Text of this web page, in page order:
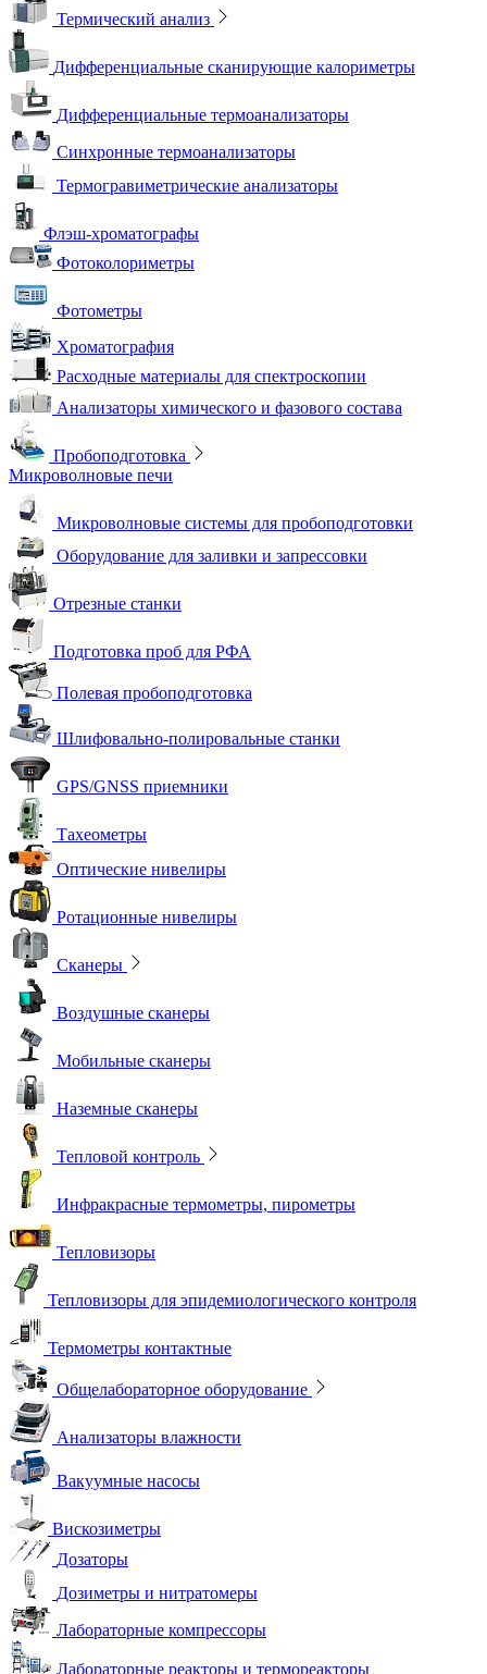
Термический анализ
Дифференциальные сканирующие калориметры
Дифференциальные термоанализаторы
Синхронные термоанализаторы
Термогравиметрические анализаторы
Флэш-хроматографы
Фотоколориметры
Фотометры
Хроматография
Расходные материалы для спектроскопии
Анализаторы химического и фазового состава
Пробоподготовка
Микроволновые печи
Микроволновые системы для пробоподготовки
Оборудование для заливки и запрессовки
Отрезные станки
Подготовка проб для РФА
Полевая пробоподготовка
Шлифовально-полировальные станки
GPS/GNSS приемники
Тахеометры
Оптические нивелиры
Ротационные нивелиры
Сканеры
Воздушные сканеры
Мобильные сканеры
Наземные сканеры
Тепловой контроль
Инфракрасные термометры, пирометры
Тепловизоры
Тепловизоры для эпидемиологического контроля
Термометры контактные
Общелабораторное оборудование
Анализаторы влажности
Вакуумные насосы
Вискозиметры
Дозаторы
Дозиметры и нитратомеры
Лабораторные компрессоры
Лабораторные реакторы и термореакторы